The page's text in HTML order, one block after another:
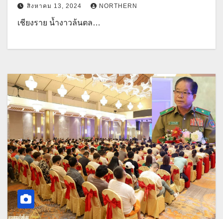
สิงหาคม 13, 2024 NORTHERN
เชียงราย น้ำงาวล้นตล…